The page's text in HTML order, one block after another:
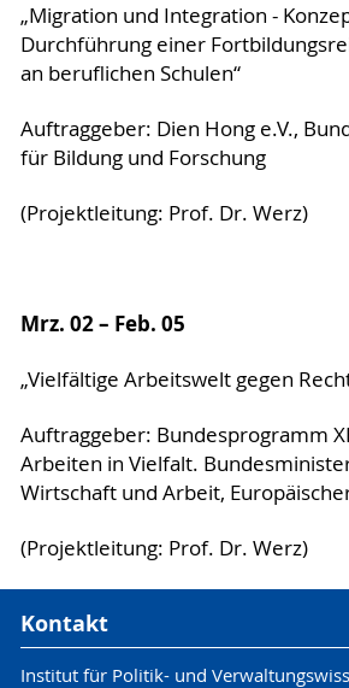
„Migration und Integration -
Durchführung einer
an beruflichen Schulen“
Auftraggeber: Dien Hong e.V.,
für Bildung und Forschung
(Projektleitung: Prof. Dr. Werz)
Mrz. 02 – Feb. 05
„Vielfältige Arbeitswelt gegen
Auftraggeber: Bundesprogramm
Arbeiten in Vielfalt.
Wirtschaft und Arbeit,
(Projektleitung: Prof. Dr. Werz)
Kontakt
Institut für Politik- und